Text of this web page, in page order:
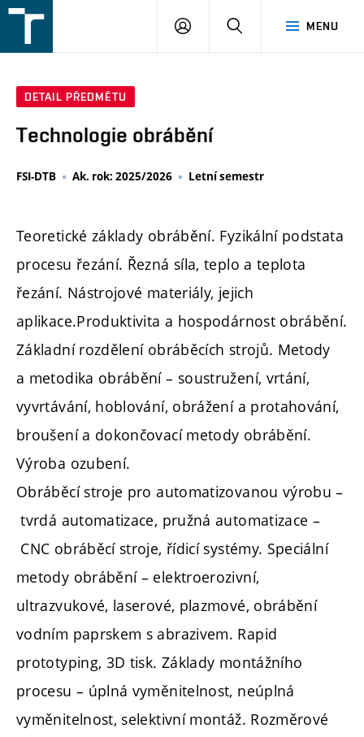
v
MENU
PŘIHLÁŠENÍ
DETAIL PŘEDMĚTU
Technologie obrábění
FSI-DTB Ak. rok: 2025/2026 Letní semestr
Teoretické základy obrábění. Fyzikální podstata
procesu řezání. Řezná síla, teplo a teplota
řezání. Nástrojové materiály, jejich
aplikace.Produktivita a hospodárnost obrábění.
Základní rozdělení obráběcích strojů. Metody
a metodika obrábění – soustružení, vrtání,
vyvrtávání, hoblování, obrážení a protahování,
broušení a dokončovací metody obrábění.
Výroba ozubení.
Obráběcí stroje pro automatizovanou výrobu –
tvrdá automatizace, pružná automatizace –
CNC obráběcí stroje, řídicí systémy. Speciální
metody obrábění – elektroerozivní,
ultrazvukové, laserové, plazmové, obrábění
vodním paprskem s abrazivem. Rapid
prototyping, 3D tisk. Základy montážního
procesu – úplná vyměnitelnost, neúplná
vyměnitelnost, selektivní montáž. Rozměrové